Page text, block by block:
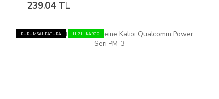
239,04 TL
KURUMSAL FATURA HIZLI KARGO